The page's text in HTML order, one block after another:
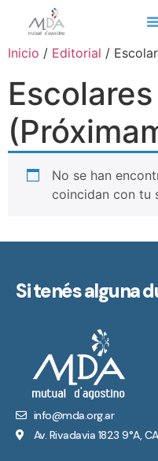
Inicio / Editorial /
Escolares
No se han
coincidan con tu
Si tenés alguna
info@mda.org.ar
Av. Rivadavia 1823 9°A,